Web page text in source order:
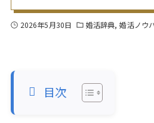
2026年5月30日 婚活辞典 婚活ノウ
目次